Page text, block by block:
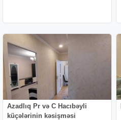
Azadlıq Pr və C Hacıbəyli
küçələrinin kəsişməsi